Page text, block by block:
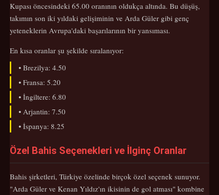
Kupası öncesindeki 65.00 oranının oldukça altında. Bu düşüş,
takımın son iki yıldaki gelişiminin ve Arda Güler gibi genç
yeteneklerin Avrupa'daki başarılarının bir yansıması.
En kısa oranlar şu şekilde sıralanıyor:
• Brezilya: 4.50
• Fransa: 5.20
• İngiltere: 6.80
• Arjantin: 7.50
• İspanya: 8.25
Özel Bahis Seçenekleri ve İlginç Oranlar
Bahis şirketleri, Türkiye özelinde birçok özel seçenek sunuyor.
"Arda Güler ve Kenan Yıldız'ın ikisinin de gol atması" kombine